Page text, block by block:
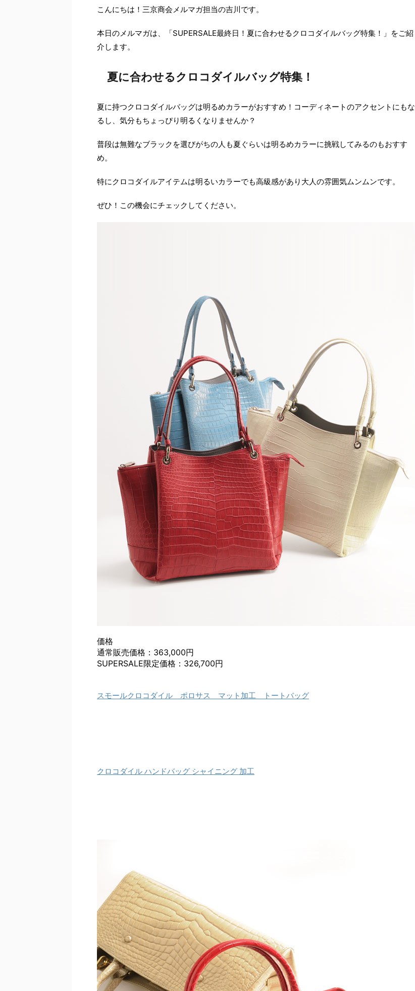
こんにちは！三京商会メルマガ担当の吉川です。
本日のメルマガは、「SUPERSALE最終日！夏に合わせるクロコダイルバッグ特集！」をご紹
介します。
夏に合わせるクロコダイルバッグ特集！
夏に持つクロコダイルバッグは明るめカラーがおすすめ！コーディネートのアクセントにもな
るし、気分もちょっぴり明るくなりませんか？
普段は無難なブラックを選びがちの人も夏ぐらいは明るめカラーに挑戦してみるのもおすす
め。
特にクロコダイルアイテムは明るいカラーでも高級感があり大人の雰囲気ムンムンです。
ぜひ！この機会にチェックしてください。
価格
通常販売価格：363,000円
SUPERSALE限定価格：326,700円
スモールクロコダイル ポロサス マット加工 トートバッグ
クロコダイル ハンドバッグ シャイニング 加工